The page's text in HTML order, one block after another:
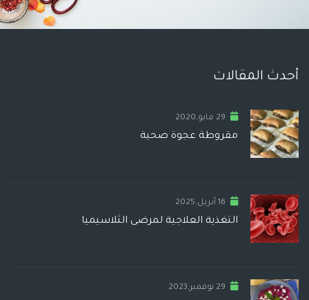
أحدث المقالات
29 مايو,2020
مقروطة عجوة صحية
16 أبريل,2025
التغذية العلاجية لمرضى الثلاسيميا
29 نوفمبر,2023